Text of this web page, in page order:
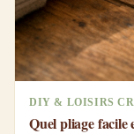
DIY & LOISIRS
Quel pliage